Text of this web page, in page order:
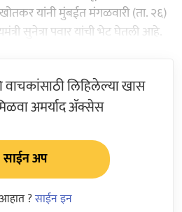
यांनी मुंबईत मंगळवारी (ता. २६)
सुनेत्रा पवार यांची भेट घेतली आहे.
लिहिलेल्या खास
अमर्याद ॲक्सेस
साईन अप
?साईन इन